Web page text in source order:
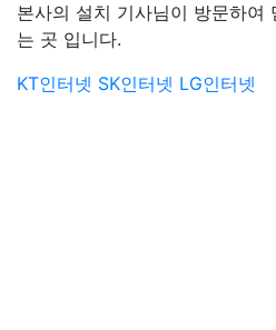
본사의 설치 기사님이 방문하여
는 곳 입니다.
KT인터넷 SK인터넷 LG인터넷